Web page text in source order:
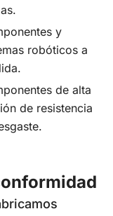
y
robóticos a
de alta
de resistencia